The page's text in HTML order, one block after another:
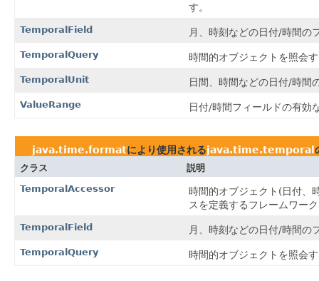
す。
TemporalField 月、時刻などの日付/時間の
TemporalQuery 時間的オブジェクトを照会
TemporalUnit 日間、時間などの日付/時間
ValueRange 日付/時間フィールドの有効
java.time.formatにより使用されるjava.time.temporal
クラス
説明
TemporalAccessor
時間的オブジェクト(日付、
スを定義するフレームワー
TemporalField 月、時刻などの日付/時間の
TemporalQuery 時間的オブジェクトを照会